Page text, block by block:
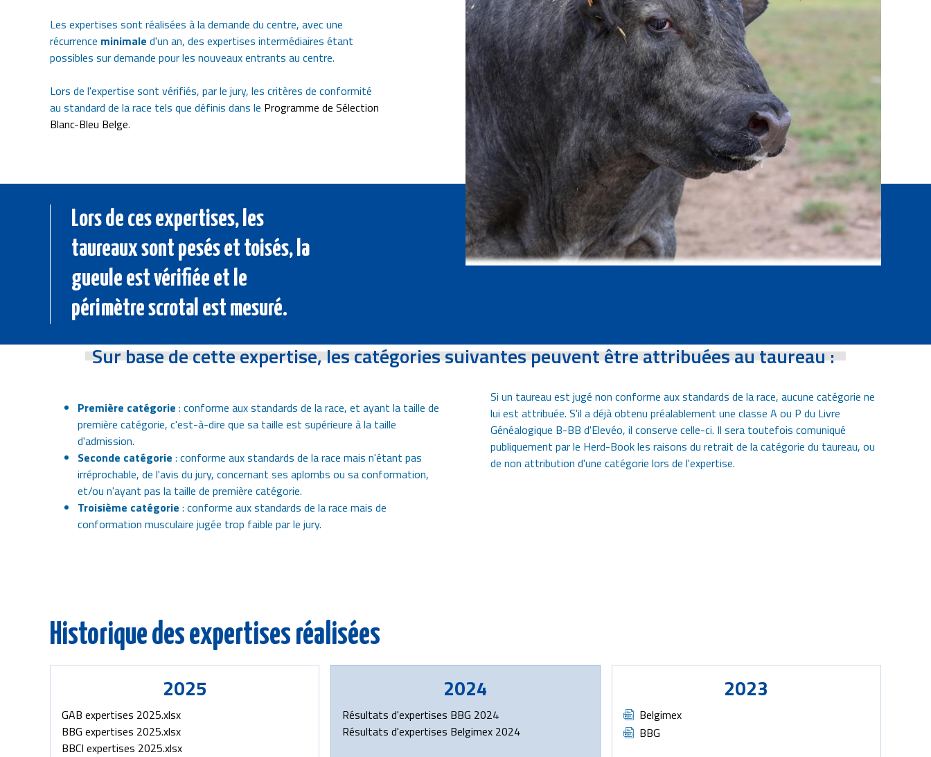
Les expertises sont réalisées à la demande du centre, avec une
récurrence minimale d'un an, des expertises intermédiaires étant
possibles sur demande pour les nouveaux entrants au centre.
Lors de l'expertise sont vérifiés, par le jury, les critères de conformité
au standard de la race tels que définis dans le Programme de Sélection
Blanc-Bleu Belge.
Lors de ces expertises, les
taureaux sont pesés et toisés, la
gueule est vérifiée et le
périmètre scrotal est mesuré.
Sur base de cette expertise, les catégories suivantes peuvent être attribuées au taureau :
Première catégorie : conforme aux standards de la race, et ayant la taille de
première catégorie, c'est-à-dire que sa taille est supérieure à la taille
d'admission.
Seconde catégorie : conforme aux standards de la race mais n'étant pas
irréprochable, de l'avis du jury, concernant ses aplombs ou sa conformation,
et/ou n'ayant pas la taille de première catégorie.
Troisième catégorie : conforme aux standards de la race mais de
conformation musculaire jugée trop faible par le jury.
Si un taureau est jugé non conforme aux standards de la race, aucune catégorie ne
lui est attribuée. S'il a déjà obtenu préalablement une classe A ou P du Livre
Généalogique B-BB d'Elevéo, il conserve celle-ci. Il sera toutefois comuniqué
publiquement par le Herd-Book les raisons du retrait de la catégorie du taureau, ou
de non attribution d'une catégorie lors de l'expertise.
Historique des expertises réalisées
2025
Document
GAB expertises 2025.xlsx
Document
BBG expertises 2025.xlsx
Document
BBCI expertises 2025.xlsx
2024
Document
Résultats d'expertises BBG 2024
Document
Résultats d'expertises Belgimex 2024
2023
Document
Belgimex
Document
BBG